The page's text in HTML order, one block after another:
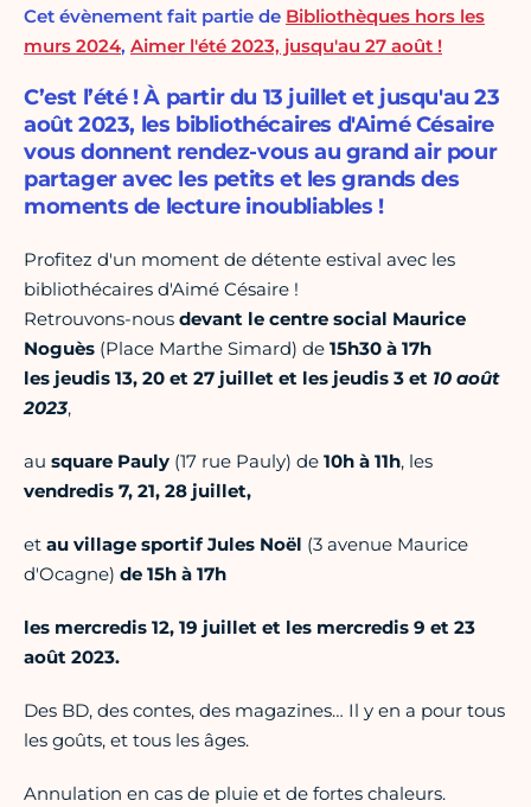
Cet évènement fait partie de Bibliothèques hors les
murs 2024, Aimer l'été 2023, jusqu'au 27 août !
C’est l’été ! À partir du 13 juillet et jusqu'au 23
août 2023, les bibliothécaires d'Aimé Césaire
vous donnent rendez-vous au grand air pour
partager avec les petits et les grands des
moments de lecture inoubliables !
Profitez d'un moment de détente estival avec les
bibliothécaires d'Aimé Césaire !
Retrouvons-nous devant le centre social Maurice
Noguès (Place Marthe Simard) de 15h30 à 17h
les jeudis 13, 20 et 27 juillet et les jeudis 3 et 10 août
2023,
au square Pauly (17 rue Pauly) de 10h à 11h, les
vendredis 7, 21, 28 juillet,
et au village sportif Jules Noël (3 avenue Maurice
d'Ocagne) de 15h à 17h
les mercredis 12, 19 juillet et les mercredis 9 et 23
août 2023.
Des BD, des contes, des magazines… Il y en a pour tous
les goûts, et tous les âges.
Annulation en cas de pluie et de fortes chaleurs.